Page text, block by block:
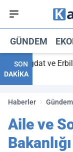
GÜNDEM
SON
DAKİKA
Bağdat ve Erbil
Haberler Gündem
Aile ve